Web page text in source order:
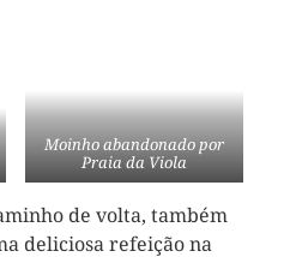
Moinho abandonado por
Praia da Viola
de volta, também
deliciosa refeição na